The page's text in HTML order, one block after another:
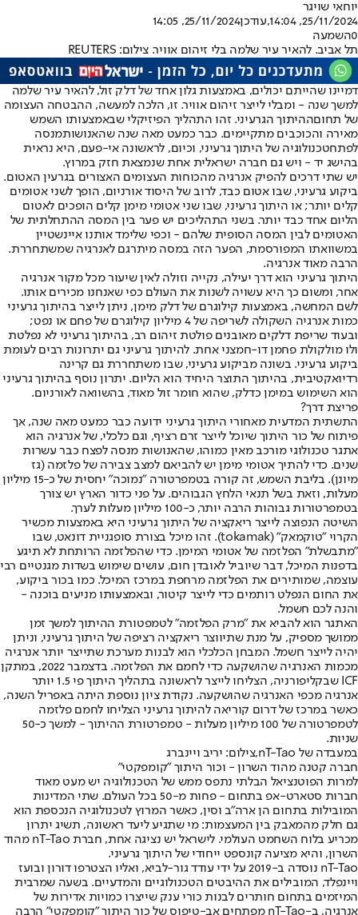
יוחאי שויגר
25/11/2024, 14:04
,עודכן25/11/2024, 14:05
0השמעה
תל אביב. להאיר עיר שלמה בלי זיהום אוויר. צילום: REUTERS
דמיינו שהייתם יכולים, באמצעות גלון אחד של דלק זול, להאיר עיר שלמה
למשך שנה - ומבלי לייצר זיהום אוויר. זו, הלכה למעשה, ההבטחה העצומה
של תחוםההיתוך הגרעיני. זהו התהליך הפיזיקלי שבאמצעותו השמש
מאירה והכוכבים מתקיימים. כבר כמעט מאה שנה שהאנושותמנסה
לפתחטכנולוגיה של היתוך גרעיני, וכיום, לראשונה אי-פעם, היא נראית
בהישג יד - ויש גם חברה ישראלית אחת שנמצאת חזק במרוץ.
יש שתי דרכים להפיק אנרגיה מהכוחות העצומים האצורים בגרעין האטום.
ביקוע גרעיני, שבו אטום כבד, לרוב של היסוד אורניום, הופך לשני אטומים
קלים יותר; או היתוך גרעיני, שבו שני אטומי מימן קלים הופכים לאטום
הליום אחד כבד יותר. בשני התהליכים יש פער בין המסה ההתחלתית של
האטומים לבין המסה הסופית שלהם - וכפי שלימד אותנו איינשטיין
במשוואתו המפורסמת, הפער הזה במסה מיתרגם לאנרגיה שמשתחררת.
הרבה מאוד אנרגיה.
היתוך גרעיני הוא דרך יעילה, נקייה וזולה לאין שיעור מכל מקור אנרגיה
אחר, ומשום כך היא עשויה לשנות את העולם כפי שאנחנו מכירים אותו.
לשם המחשה, באמצעות קילוגרם של דלק מימן, ניתן לייצר בהיתוך גרעיני
כמות אנרגיה השקולה לשריפה של 4 מיליון קילוגרם של פחם או נפט;
ובעוד שריפת דלקים מאובנים פולטת זיהום רב, בהיתוך גרעיני לא נפלטת
ולו מולקולת פחמן דו-חמצני אחת. להיתוך גרעיני גם יתרונות רבים לעומת
ביקוע גרעיני. בשונה מביקוע גרעיני, שבו משתחררת גם קרינה
רדיואקטיבית, בהיתוך התוצר היחיד הוא הליום. יתרון נוסף בהיתוך גרעיני
הוא השימוש במימן כדלק, שהוא חומר זול מאוד, בהשוואה לאורניום.
פריצת דרך?
התשתית המדעית מאחורי היתוך גרעיני ידועה כבר כמעט מאה שנה, אך
פיתוח של כור היתוך שיוכל לייצר זרם רציף, וגם כלכלי, של אנרגיה הוא
אתגר טכנולוגי מורכב מאין כמוהו, שהאנושות מנסה לפצח כבר עשרות
שנים. כדי להתיך אטומי מימן יש להביאם למצב צבירה של פלזמה (גז
מיונן). בליבת השמש, זה קורה בטמפרטורה "נמוכה" יחסית של כ-15 מיליון
מעלות, וזאת בשל תנאי הלחץ הגבוהים. על פני כדור הארץ יש צורך
בטמפרטורות גבוהות הרבה יותר, כ-100 מיליון מעלות לערך.
השיטה הנפוצה לייצר ריאקציה של היתוך גרעיני היא באמצעות מכשיר
הקרוי "טוקמאק" (tokamak). זהו מיכל בצורת סופגניית דונאט, שבו
"מתבשלת" הפלזמה של אטומי המימן. כדי שהפלזמה הרותחת לא תיגע
בדפנות המיכל, דבר שיוביל לאובדן חום, עושים שימוש בשדות מגנטיים רבי
עוצמה, שמותירים את הפלזמה מרחפת במרכז המיכל. כמו בכור ביקוע,
את החום הנפלט רותמים כדי לייצר קיטור, ובאמצעותו מניעים בוכנה -
והנה לכם חשמל.
האתגר הוא להביא את "מרק הפלזמה" לטמפטורת ההיתוך למשך זמן
ממושך מספיק, על מנת שתיווצר ריאקציה רציפה של היתוך גרעיני, וניתן
יהיה לייצר חשמל. המבחן הכלכלי הוא לבנות מערכת שתייצר יותר אנרגיה
מכמות האנרגיה שהושקעה כדי לחמם את הפלזמה. בדצמבר 2022, במתקן
ICF שבקליפורניה, הצליחו לייצר לראשונה בתהליך היתוך פי 1.5 יותר
אנרגיה מכפי האנרגיה שהושקעה. נקודת ציון נוספת היתה באפריל השנה,
כאשר במרכז של דרום קוריאה להיתוך גרעיני הצליחו לחמם פלזמה
לטמפרטורה של 100 מיליון מעלות - טמפרטורת ההיתוך - למשך כ-50
שניות.
במעבדה של nT-Tao,צילום: יריב ויינברג
חברה קטנה מהוד השרון - וכור היתוך "קומפקטי"
למרות הפוטנציאל הבלתי נתפס ממש של הטכנולוגיה יש מעט מאוד
חברות סטארט-אפ בתחום - פחות מ-50 בכל העולם. שתי המדינות
המובילות בתחום הן ארה"ב וסין, כאשר המרוץ לטכנולוגיה הנכספת הוא
גם חלק מהמאבק בין המעצמות: מי שתגיע ליעד ראשונה, תשיג יתרון
מכריע בלוח השחמט העולמי. לישראל יש נציגה אחת, חברת nT-Tao מהוד
השרון, והיא מציעה קונספט ייחודי של היתוך גרעיני.
nT-Tao נוסדה ב-2019 על ידי עודד גור-לביא, ואליו הצטרפו דורון ובועז
ויינפלד, המובילים את ההיבטים הטכנולוגיים והמדעיים. בשעה שמרבית
המיזמים בתחום חותרים לבנות כורי ענק שייצרו כמויות אדירות של
אנרגיה, ב-nT-Tao מפתחים אב-טיפוס של כור היתוך "קומפקטי" הרבה